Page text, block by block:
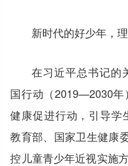
新时代的好少年，
在习近平总书记的
国行动（2019—2030年
健康促进行动，引导学
教育部、国家卫生健康
控儿童青少年近视实施